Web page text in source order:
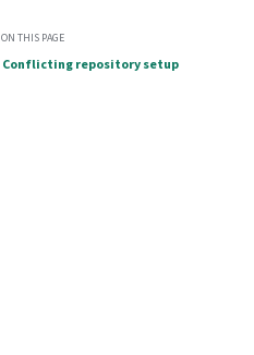
ON THIS PAGE
Conflicting repository setup